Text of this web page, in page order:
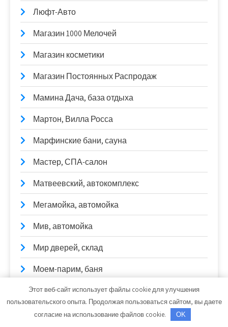
Люфт-Авто
Магазин 1000 Мелочей
Магазин косметики
Магазин Постоянных Распродаж
Мамина Дача, база отдыха
Мартон, Вилла Росса
Марфинские бани, сауна
Мастер, СПА-салон
Матвеевский, автокомплекс
Мегамойка, автомойка
Мив, автомойка
Мир дверей, склад
Моем-парим, баня
Мойдодыр, автомойка
МОЛЕКУЛА, сауна
Этот веб-сайт использует файлы cookie для улучшения
пользовательского опыта. Продолжая пользоваться сайтом, вы даете
согласие на использование файлов cookie.
OK